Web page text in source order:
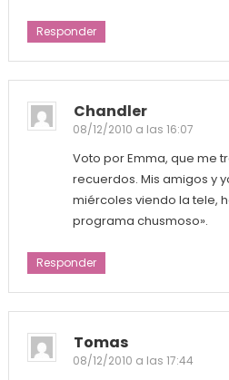
Responder
Chandler
08/12/2010 a las 16:07
Voto por Emma, que me
recuerdos. Mis amigos y
miércoles viendo la tele,
programa chusmoso».
Responder
Tomas
08/12/2010 a las 17:44